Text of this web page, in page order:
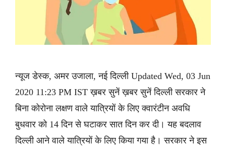
न्यूज डेस्क, अमर उजाला, नई दिल्ली Updated Wed, 03 Jun
2020 11:23 PM IST ख़बर सुनें ख़बर सुनें दिल्ली सरकार ने
बिना कोरोना लक्षण वाले यात्रियों के लिए क्वारंटीन अवधि
बुधवार को 14 दिन से घटाकर सात दिन कर दी। यह बदलाव
दिल्ली आने वाले यात्रियों के लिए किया गया है। सरकार ने इस